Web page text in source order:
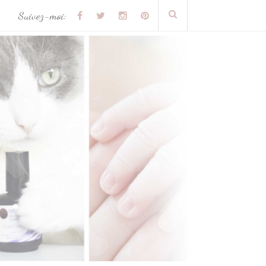
Suivez-moi: